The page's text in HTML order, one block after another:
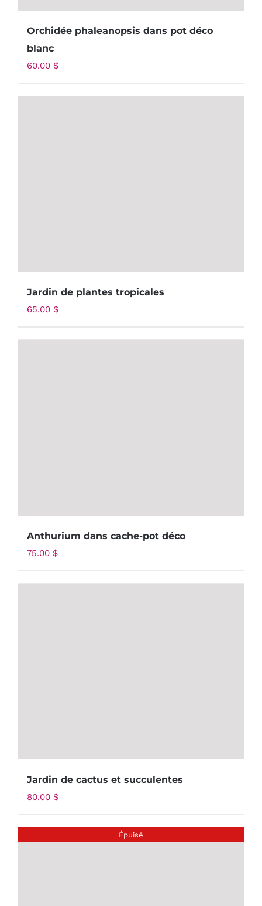
Orchidée phaleanopsis dans pot déco
blanc
60.00 $
Jardin de plantes tropicales
65.00 $
Anthurium dans cache-pot déco
75.00 $
Jardin de cactus et succulentes
80.00 $
Épuisé